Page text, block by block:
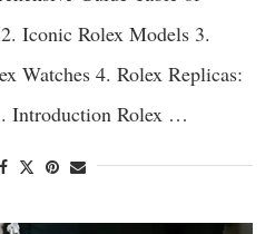
Iconic Rolex Models 3.
Watches 4. Rolex Replicas:
Introduction Rolex …